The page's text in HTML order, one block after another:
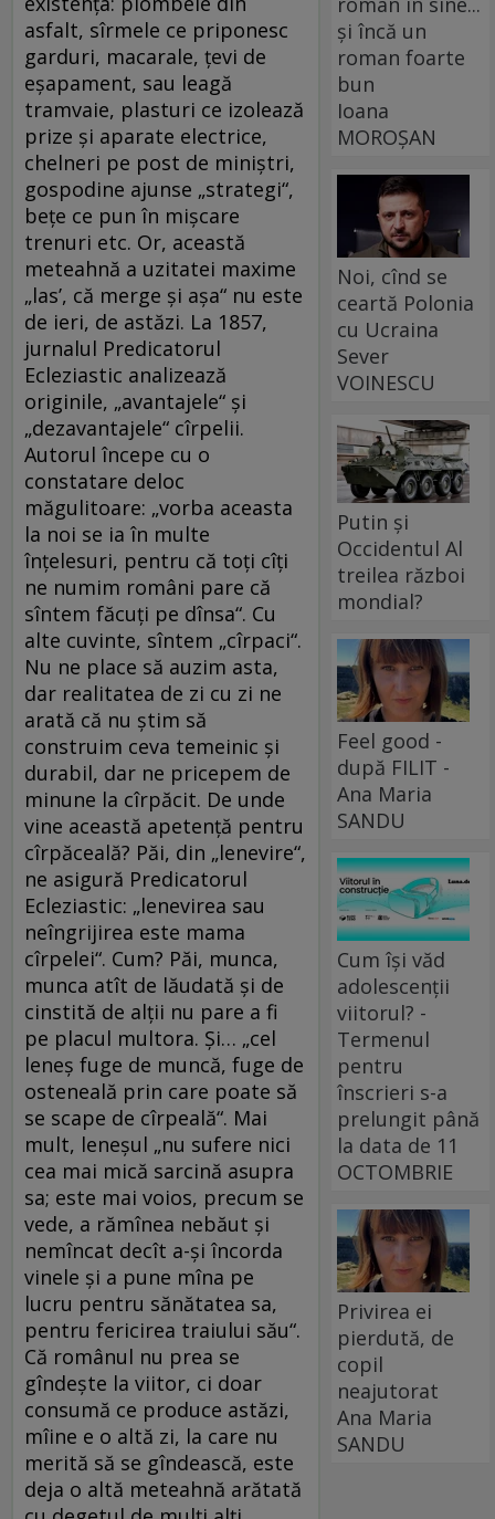
asfalt, sîrmele ce priponesc
garduri, macarale, ţevi de
eşapament, sau leagă
tramvaie, plasturi ce izolează
prize şi aparate electrice,
chelneri pe post de miniştri,
gospodine ajunse „strategi“,
beţe ce pun în mişcare
trenuri etc. Or, această
meteahnă a uzitatei maxime
„las’, că merge şi aşa“ nu este
de ieri, de astăzi. La 1857,
jurnalul Predicatorul
Ecleziastic analizează
originile, „avantajele“ şi
„dezavantajele“ cîrpelii.
Autorul începe cu o
constatare deloc
măgulitoare: „vorba aceasta
la noi se ia în multe
înţelesuri, pentru că toţi cîţi
ne numim români pare că
sîntem făcuţi pe dînsa“. Cu
alte cuvinte, sîntem „cîrpaci“.
Nu ne place să auzim asta,
dar realitatea de zi cu zi ne
arată că nu ştim să
construim ceva temeinic şi
durabil, dar ne pricepem de
minune la cîrpăcit. De unde
vine această apetenţă pentru
cîrpăceală? Păi, din „lenevire“,
ne asigură Predicatorul
Ecleziastic: „lenevirea sau
neîngrijirea este mama
cîrpelei“. Cum? Păi, munca,
munca atît de lăudată şi de
cinstită de alţii nu pare a fi
pe placul multora. Şi… „cel
leneş fuge de muncă, fuge de
osteneală prin care poate să
se scape de cîrpeală“. Mai
mult, leneşul „nu sufere nici
cea mai mică sarcină asupra
sa; este mai voios, precum se
vede, a rămînea nebăut şi
nemîncat decît a-şi încorda
vinele şi a pune mîna pe
lucru pentru sănătatea sa,
pentru fericirea traiului său“.
Că românul nu prea se
gîndeşte la viitor, ci doar
consumă ce produce astăzi,
mîine e o altă zi, la care nu
merită să se gîndească, este
deja o altă meteahnă arătată
și încă un
roman foarte
bun
Ioana
MOROȘAN
Noi, cînd se
ceartă Polonia
cu Ucraina
Sever
VOINESCU
Putin și
Occidentul Al
treilea război
mondial?
Feel good -
după FILIT -
Ana Maria
SANDU
Cum își văd
adolescenții
viitorul? -
Termenul
pentru
înscrieri s-a
prelungit până
la data de 11
OCTOMBRIE
Privirea ei
pierdută, de
copil
neajutorat
Ana Maria
SANDU